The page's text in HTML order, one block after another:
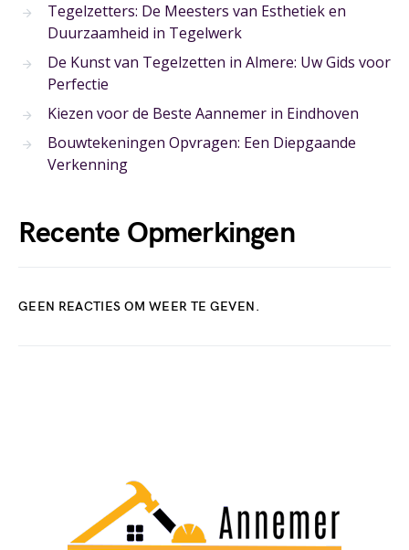
Tegelzetters: De Meesters van Esthetiek en
Duurzaamheid in Tegelwerk
De Kunst van Tegelzetten in Almere: Uw Gids voor
Perfectie
Kiezen voor de Beste Aannemer in Eindhoven
Bouwtekeningen Opvragen: Een Diepgaande
Verkenning
Recente Opmerkingen
GEEN REACTIES OM WEER TE GEVEN.